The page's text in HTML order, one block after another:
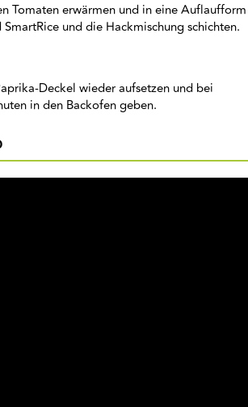
Tomaten erwärmen und in eine
und die Hackmischung schichten.
Deckel wieder aufsetzen und bei
in den Backofen geben.